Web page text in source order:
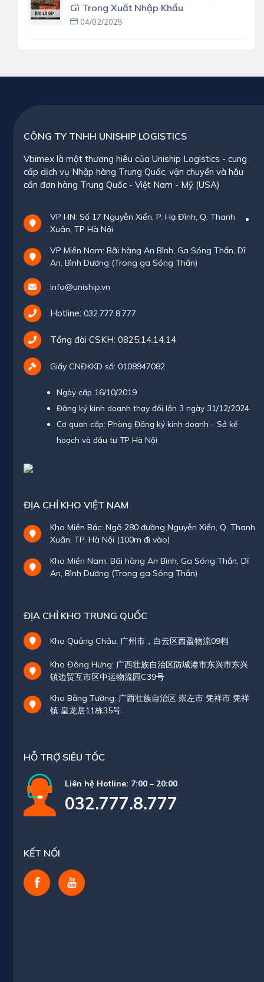
Gì Trong Xuất Nhập Khẩu
04/02/2025
CÔNG TY TNHH UNISHIP LOGISTICS
Vbimex là một thương hiêu của Uniship Logistics - cung
cấp dịch vụ Nhập hàng Trung Quốc, vận chuyển và hậu
cần đơn hàng Trung Quốc - Việt Nam - Mỹ (USA)
VP HN: Số 17 Nguyễn Xiển, P. Hạ Đình, Q. Thanh
Xuân, TP Hà Nội
VP Miền Nam: Bãi hàng An Bình, Ga Sóng Thần, Dĩ
An, Bình Dương (Trong ga Sóng Thần)
info@uniship.vn
Hotline: 032.777.8.777
Tổng đài CSKH: 0825.14.14.14
Giấy CNĐKKD số: 0108947082
Ngày cấp 16/10/2019
Đăng ký kinh doanh thay đổi lần 3 ngày 31/12/2024
Cơ quan cấp: Phòng Đăng ký kinh doanh - Sở kế
hoạch và đầu tư TP Hà Nội
ĐỊA CHỈ KHO VIỆT NAM
Kho Miền Bắc: Ngõ 280 đường Nguyễn Xiển, Q. Thanh
Xuân, TP. Hà Nội (100m đi vào)
Kho Miền Nam: Bãi hàng An Bình, Ga Sóng Thần, Dĩ
An, Bình Dương (Trong ga Sóng Thần)
ĐỊA CHỈ KHO TRUNG QUỐC
Kho Quảng Châu: 广州市，白云区西盈物流09档
Kho Đông Hưng: 广西壮族自治区防城港市东兴市东兴
镇边贸互市区中运物流园C39号
Kho Bằng Tường: 广西壮族自治区 崇左市 凭祥市 凭祥
镇 皇龙居11栋35号
HỖ TRỢ SIÊU TỐC
Liên hệ Hotline: 7:00 – 20:00
032.777.8.777
KẾT NỐI